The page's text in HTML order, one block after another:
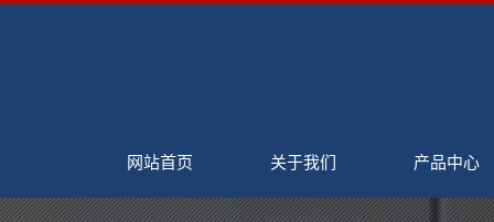
网站首页 关于我们 产品中心